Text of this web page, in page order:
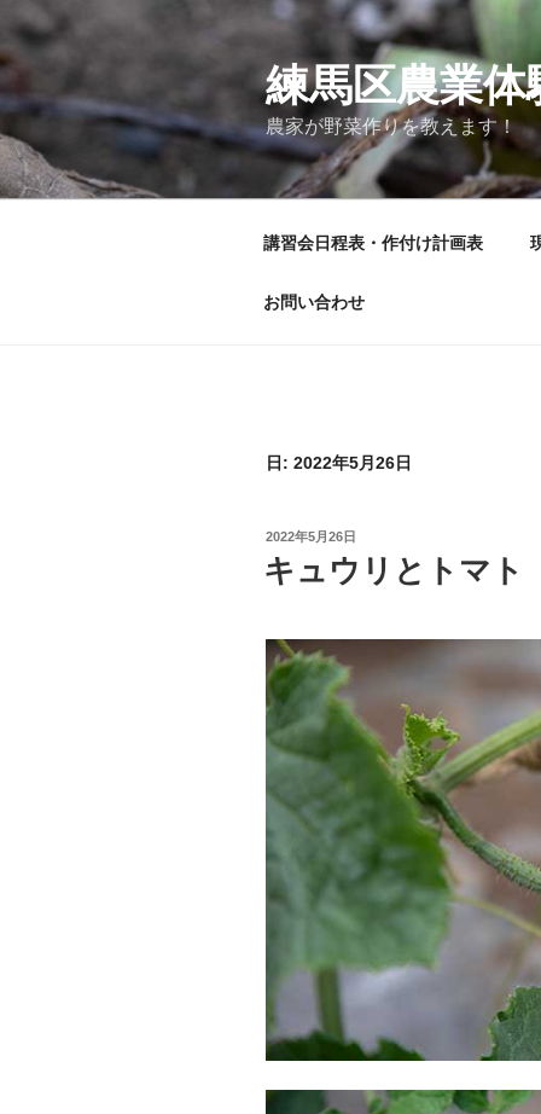
ン
テ
ン
ツ
へ
ス
練馬区農業
農家が野菜作りを教えます！
講習会日程表・作付け計画表
お問い合わせ
日: 2022年5月26日
投
稿
日:
2022年5月26日
キュウリとトマト